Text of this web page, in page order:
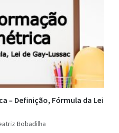
– Definição, Fórmula da Lei
Bobadilha